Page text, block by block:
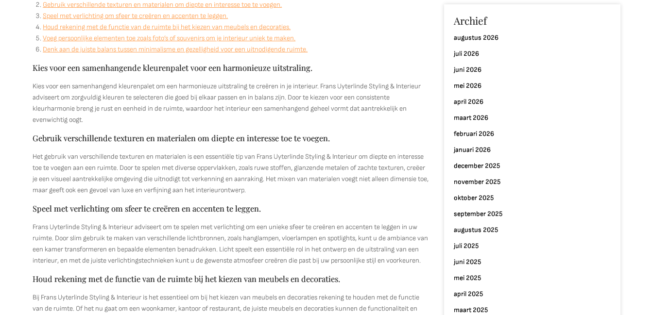
Gebruik verschillende texturen en materialen om diepte en interesse toe te voegen.
Speel met verlichting om sfeer te creëren en accenten te leggen.
Houd rekening met de functie van de ruimte bij het kiezen van meubels en decoraties.
Voeg persoonlijke elementen toe zoals foto’s of souvenirs om je interieur uniek te maken.
Denk aan de juiste balans tussen minimalisme en gezelligheid voor een uitnodigende ruimte.
Kies voor een samenhangende kleurenpalet voor een harmonieuze uitstraling.
Kies voor een samenhangend kleurenpalet om een harmonieuze uitstraling te creëren in je interieur. Frans Uyterlinde Styling & Interieur
adviseert om zorgvuldig kleuren te selecteren die goed bij elkaar passen en in balans zijn. Door te kiezen voor een consistente
kleurharmonie breng je rust en eenheid in de ruimte, waardoor het interieur een samenhangend geheel vormt dat aantrekkelijk en
evenwichtig oogt.
Gebruik verschillende texturen en materialen om diepte en interesse toe te voegen.
Het gebruik van verschillende texturen en materialen is een essentiële tip van Frans Uyterlinde Styling & Interieur om diepte en interesse
toe te voegen aan een ruimte. Door te spelen met diverse oppervlakken, zoals ruwe stoffen, glanzende metalen of zachte texturen, creëer
je een visueel aantrekkelijke omgeving die uitnodigt tot verkenning en aanraking. Het mixen van materialen voegt niet alleen dimensie toe,
maar geeft ook een gevoel van luxe en verfijning aan het interieurontwerp.
Speel met verlichting om sfeer te creëren en accenten te leggen.
Frans Uyterlinde Styling & Interieur adviseert om te spelen met verlichting om een unieke sfeer te creëren en accenten te leggen in uw
ruimte. Door slim gebruik te maken van verschillende lichtbronnen, zoals hanglampen, vloerlampen en spotlights, kunt u de ambiance van
een kamer transformeren en bepaalde elementen benadrukken. Licht speelt een essentiële rol in het ontwerp en de uitstraling van een
interieur, en met de juiste verlichtingstechnieken kunt u de gewenste atmosfeer creëren die past bij uw persoonlijke stijl en voorkeuren.
Houd rekening met de functie van de ruimte bij het kiezen van meubels en decoraties.
Bij Frans Uyterlinde Styling & Interieur is het essentieel om bij het kiezen van meubels en decoraties rekening te houden met de functie
van de ruimte. Of het nu gaat om een woonkamer, kantoor of restaurant, de juiste meubels en decoraties kunnen de functionaliteit en
Archief
augustus 2026
juli 2026
juni 2026
mei 2026
april 2026
maart 2026
februari 2026
januari 2026
december 2025
november 2025
oktober 2025
september 2025
augustus 2025
juli 2025
juni 2025
mei 2025
april 2025
maart 2025